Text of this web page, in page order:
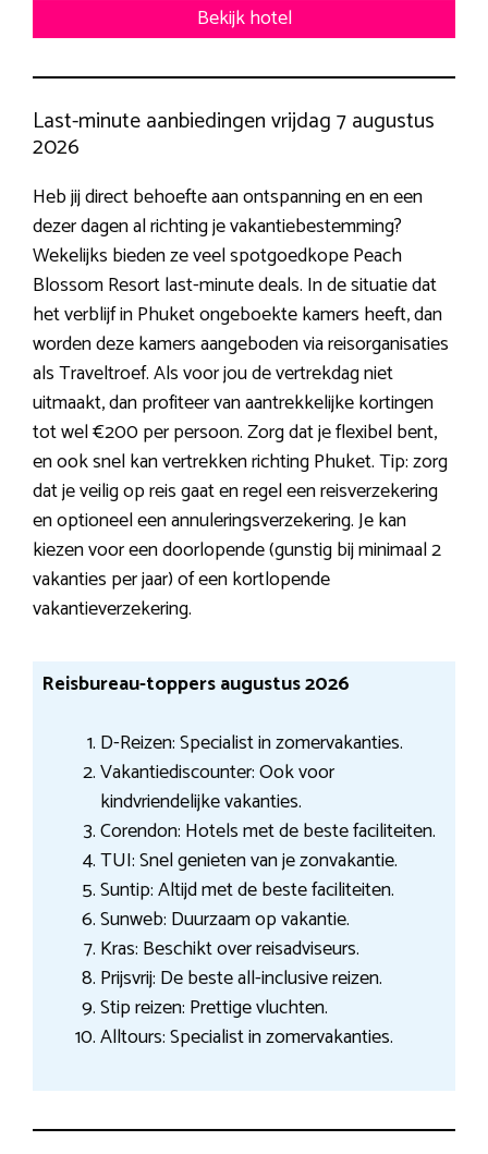
Bekijk hotel
Last-minute aanbiedingen vrijdag 7 augustus
2026
Heb jij direct behoefte aan ontspanning en en een
dezer dagen al richting je vakantiebestemming?
Wekelijks bieden ze veel spotgoedkope Peach
Blossom Resort last-minute deals. In de situatie dat
het verblijf in Phuket ongeboekte kamers heeft, dan
worden deze kamers aangeboden via reisorganisaties
als Traveltroef. Als voor jou de vertrekdag niet
uitmaakt, dan profiteer van aantrekkelijke kortingen
tot wel €200 per persoon. Zorg dat je flexibel bent,
en ook snel kan vertrekken richting Phuket. Tip: zorg
dat je veilig op reis gaat en regel een reisverzekering
en optioneel een annuleringsverzekering. Je kan
kiezen voor een doorlopende (gunstig bij minimaal 2
vakanties per jaar) of een kortlopende
vakantieverzekering.
Reisbureau-toppers augustus 2026
D-Reizen: Specialist in zomervakanties.
Vakantiediscounter: Ook voor
kindvriendelijke vakanties.
Corendon: Hotels met de beste faciliteiten.
TUI: Snel genieten van je zonvakantie.
Suntip: Altijd met de beste faciliteiten.
Sunweb: Duurzaam op vakantie.
Kras: Beschikt over reisadviseurs.
Prijsvrij: De beste all-inclusive reizen.
Stip reizen: Prettige vluchten.
Alltours: Specialist in zomervakanties.